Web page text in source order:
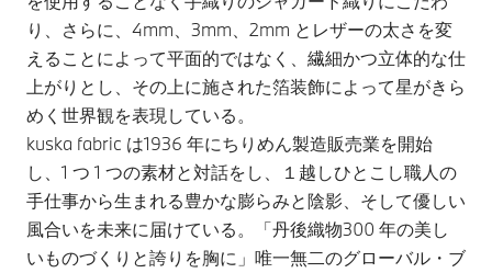
り、さらに、4mm、3mm、2mm とレザーの太さを変
えることによって平面的ではなく、繊細かつ立体的な仕
上がりとし、その上に施された箔装飾によって星がきら
めく世界観を表現している。
kuska fabric は1936 年にちりめん製造販売業を開始
し、1 つ 1 つの素材と対話をし、１越しひとこし職人の
手仕事から生まれる豊かな膨らみと陰影、そして優しい
風合いを未来に届けている。「丹後織物300 年の美し
いものづくりと誇りを胸に」唯一無二のグローバル・ブ